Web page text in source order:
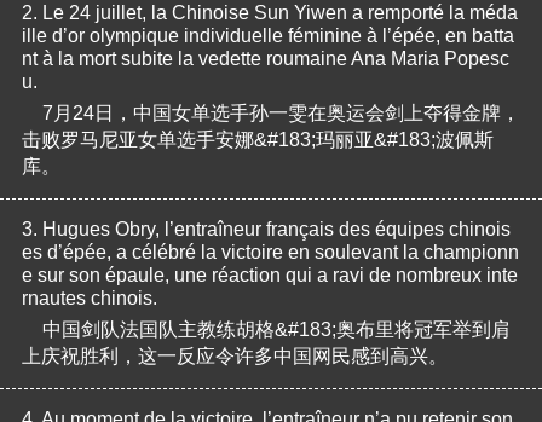
2. Le 24 juillet, la Chinoise Sun Yiwen a remporté la méda
ille d’or olympique individuelle féminine à l’épée, en batta
nt à la mort subite la vedette roumaine Ana Maria Popesc
u.
7月24日，中国女单选手孙一雯在奥运会剑上夺得金牌，
击败罗马尼亚女单选手安娜&#183;玛丽亚&#183;波佩斯
库。
3. Hugues Obry, l’entraîneur français des équipes chinois
es d’épée, a célébré la victoire en soulevant la championn
e sur son épaule, une réaction qui a ravi de nombreux inte
rnautes chinois.
中国剑队法国队主教练胡格&#183;奥布里将冠军举到肩
上庆祝胜利，这一反应令许多中国网民感到高兴。